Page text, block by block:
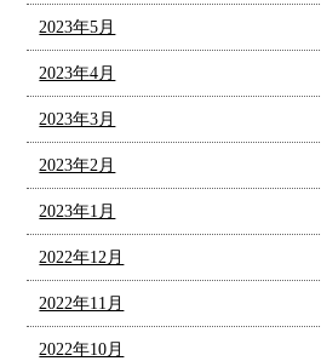
2023年5月
2023年4月
2023年3月
2023年2月
2023年1月
2022年12月
2022年11月
2022年10月